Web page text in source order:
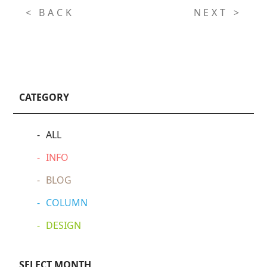
< BACK NEXT >
CATEGORY
ALL
INFO
BLOG
COLUMN
DESIGN